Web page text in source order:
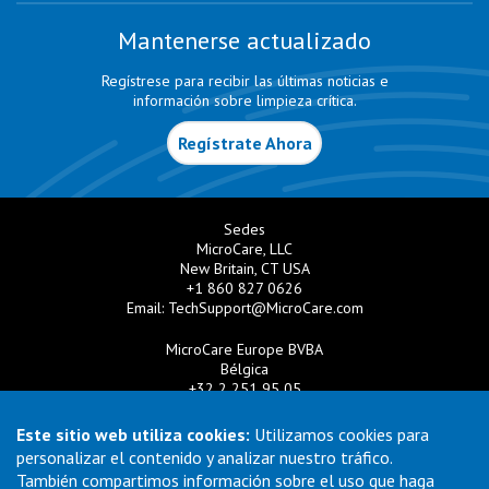
Este sitio web utiliza cookies: Utilizamos cookies para
personalizar el contenido y analizar nuestro tráfico.
También compartimos información sobre el uso que haga
Mantenerse actualizado
Regístrese para recibir las últimas noticias e
información sobre limpieza crítica.
Regístrate Ahora
Sedes
MicroCare, LLC
New Britain, CT USA
+1 860 827 0626
Email: TechSupport@MicroCare.com
MicroCare Europe BVBA
Bélgica
+32 2 251 95 05
MicroCare U.K. Ltd
Reino Unido